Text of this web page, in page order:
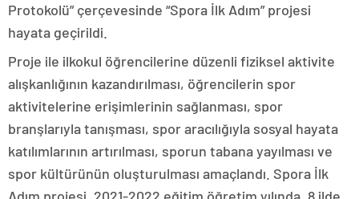
Protokolü” çerçevesinde “Spora İlk Adım” projesi
hayata geçirildi.
Proje ile ilkokul öğrencilerine düzenli fiziksel aktivite
alışkanlığının kazandırılması, öğrencilerin spor
aktivitelerine erişimlerinin sağlanması, spor
branşlarıyla tanışması, spor aracılığıyla sosyal hayata
katılımlarının artırılması, sporun tabana yayılması ve
spor kültürünün oluşturulması amaçlandı. Spora İlk